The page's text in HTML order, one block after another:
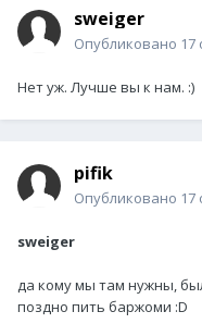
sweiger
Опубликовано 17
Нет уж. Лучше вы к нам. :)
pifik
Опубликовано 17
sweiger
да кому мы там нужны,
поздно пить баржоми :D